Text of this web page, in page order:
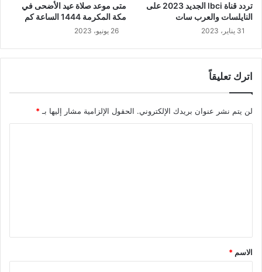
تردد قناة lbci الجديد 2023 على
النايلسات والعرب سات
31 يناير، 2023
متى موعد صلاة عيد الأضحى في
مكة المكرمة 1444 الساعة كم
26 يونيو، 2023
اترك تعليقاً
لن يتم نشر عنوان بريدك الإلكتروني. الحقول الإلزامية مشار إليها بـ*
ق
*
الاسم *